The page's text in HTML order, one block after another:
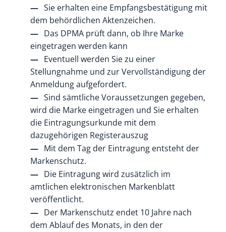
Sie erhalten eine Empfangsbestätigung mit
dem behördlichen Aktenzeichen.
Das DPMA prüft dann, ob Ihre Marke
eingetragen werden kann
Eventuell werden Sie zu einer
Stellungnahme und zur Vervollständigung der
Anmeldung aufgefordert.
Sind sämtliche Voraussetzungen gegeben,
wird die Marke eingetragen und Sie erhalten
die Eintragungsurkunde mit dem
dazugehörigen Registerauszug
Mit dem Tag der Eintragung entsteht der
Markenschutz.
Die Eintragung wird zusätzlich im
amtlichen elektronischen Markenblatt
veröffentlicht.
Der Markenschutz endet 10 Jahre nach
dem Ablauf des Monats, in den der